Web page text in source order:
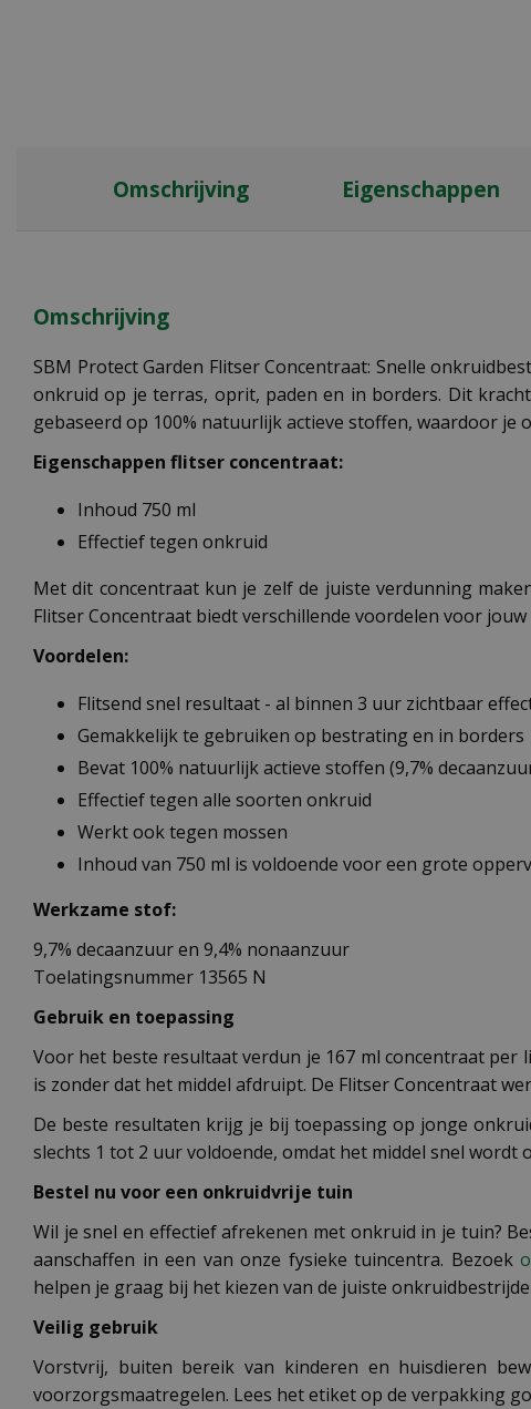
Omschrijving Eigenschappen
Omschrijving
SBM Protect Garden Flitser Concentraat: Snelle
onkruid op je terras, oprit, paden en in borders. Dit
gebaseerd op 100% natuurlijk actieve stoffen, waardoor
Eigenschappen flitser concentraat:
Inhoud 750 ml
Effectief tegen onkruid
Met dit concentraat kun je zelf de juiste verdunning
Flitser Concentraat biedt verschillende voordelen voor
Voordelen:
Flitsend snel resultaat - al binnen 3 uur zichtbaar
Gemakkelijk te gebruiken op bestrating en in borders
Bevat 100% natuurlijk actieve stoffen (9,7%
Effectief tegen alle soorten onkruid
Werkt ook tegen mossen
Inhoud van 750 ml is voldoende voor een grote
Werkzame stof:
9,7% decaanzuur en 9,4% nonaanzuur
Toelatingsnummer 13565 N
Gebruik en toepassing
Voor het beste resultaat verdun je 167 ml concentraat
is zonder dat het middel afdruipt. De Flitser Concentraat
De beste resultaten krijg je bij toepassing op jonge
slechts 1 tot 2 uur voldoende, omdat het middel snel
Bestel nu voor een onkruidvrije tuin
Wil je snel en effectief afrekenen met onkruid in je tuin?
aanschaffen in een van onze fysieke tuincentra. Bezoek
helpen je graag bij het kiezen van de juiste
Veilig gebruik
Vorstvrij, buiten bereik van kinderen en huisdieren
voorzorgsmaatregelen. Lees het etiket op de verpakking